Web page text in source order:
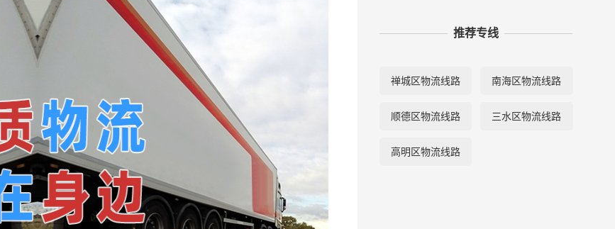
推荐专线
禅城区物流线路 南海区物流线路
顺德区物流线路 三水区物流线路
高明区物流线路